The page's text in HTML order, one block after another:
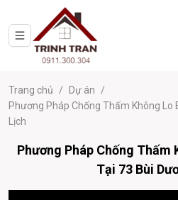
Trang chủ / Dự án
/
Phương Pháp Chống Thấm Không Lo
Lịch
Phương Pháp Chống Thấm
Tại 73 Bùi